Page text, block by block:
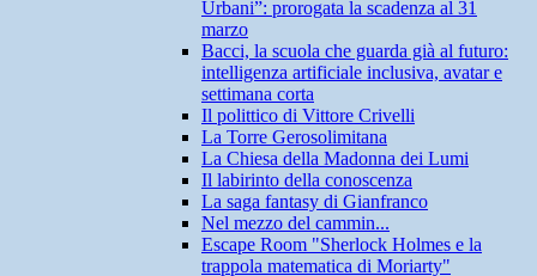
Urbani”: prorogata la scadenza al 31
marzo
Bacci, la scuola che guarda già al futuro:
intelligenza artificiale inclusiva, avatar e
settimana corta
Il polittico di Vittore Crivelli
La Torre Gerosolimitana
La Chiesa della Madonna dei Lumi
Il labirinto della conoscenza
La saga fantasy di Gianfranco
Nel mezzo del cammin...
Escape Room "Sherlock Holmes e la
trappola matematica di Moriarty"